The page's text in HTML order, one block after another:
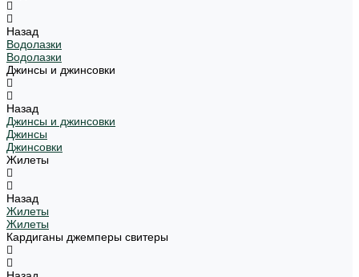
Назад
Водолазки
Водолазки
Джинсы и джинсовки
Назад
Джинсы и джинсовки
Джинсы
Джинсовки
Жилеты
Назад
Жилеты
Жилеты
Кардиганы джемперы свитеры